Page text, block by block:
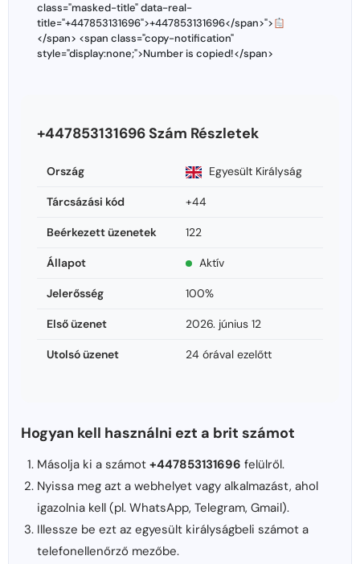
class="masked-title" data-real-
title="+447853131696">+447853131696</span>">
</span> <span class="copy-notification"
style="display:none;">Number is copied!</span>
+447853131696 Szám Részletek
Ország Egyesült Királyság
Tárcsázási kód +44
Beérkezett üzenetek 122
Állapot Aktív
Jelerősség 100%
Első üzenet 2026. június 12
Utolsó üzenet 24 órával ezelőtt
Hogyan kell használni ezt a brit számot
Másolja ki a számot +447853131696 felülről.
Nyissa meg azt a webhelyet vagy alkalmazást, ahol
igazolnia kell (pl. WhatsApp, Telegram, Gmail).
Illessze be ezt az egyesült királyságbeli számot a
telefonellenőrző mezőbe.